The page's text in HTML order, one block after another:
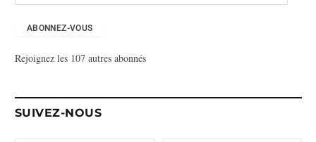
s
-
m
ABONNEZ-VOUS
Rejoignez les 107 autres abonnés
SUIVEZ-NOUS